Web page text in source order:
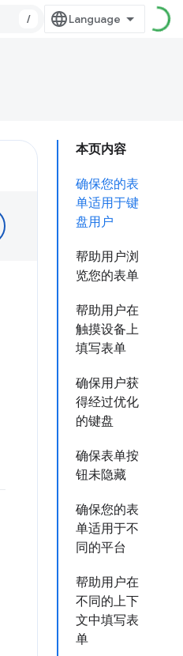
/
本页内容
确保您的表
单适用于键
盘用户
帮助用户浏
览您的表单
帮助用户在
触摸设备上
填写表单
确保用户获
得经过优化
的键盘
确保表单按
钮未隐藏
确保您的表
单适用于不
同的平台
帮助用户在
不同的上下
文中填写表
单